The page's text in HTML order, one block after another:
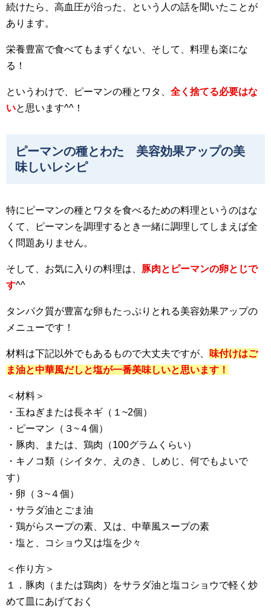
続けたら、高血圧が治った、という人の話を聞いたことが
あります。
栄養豊富で食べてもまずくない、そして、料理も楽にな
る！
というわけで、ピーマンの種とワタ、 全く捨てる必要はな
いと思います^^！
ピーマンの種とわた 美容効果アップの美
味しいレシピ
特にピーマンの種とワタを食べるための料理というのはな
くて、ピーマンを調理するとき一緒に調理してしまえば全
く問題ありません。
そして、お気に入りの料理は、 豚肉とピーマンの卵とじで
す^^
タンパク質が豊富な卵もたっぷりとれる美容効果アップの
メニューです！
材料は下記以外でもあるもので大丈夫ですが、
味付けはご
ま油と中華風だしと塩が一番美味しいと思います！
＜材料＞
・玉ねぎまたは長ネギ（１~2個）
・ピーマン（３~４個）
・豚肉、または、鶏肉（100グラムくらい）
・キノコ類（シイタケ、えのき、しめじ、何でもよいで
す）
・卵（３~４個）
・サラダ油とごま油
・鶏がらスープの素、又は、中華風スープの素
・塩と、コショウ又は塩を少々
＜作り方＞
１．豚肉（または鶏肉）をサラダ油と塩コショウで軽く炒
めて皿にあげておく